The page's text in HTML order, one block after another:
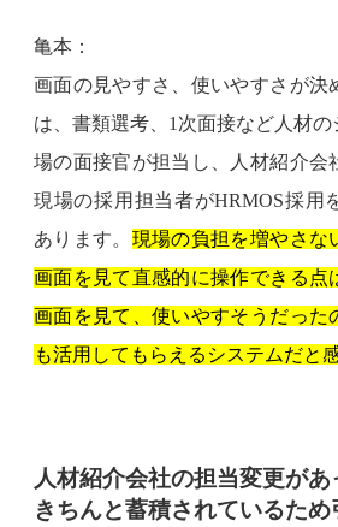
亀本：
画面の見やすさ、使いやすさが決
は、書類選考、1次面接など人材
場の面接官が担当し、人材紹介会
現場の採用担当者がHRMOS採用
あります。 現場の負担を増やさな
画面を見て直感的に操作できる点
画面を見て、使いやすそうだった
も活用してもらえるシステムだと
人材紹介会社の担当変更が
きちんと蓄積されているた